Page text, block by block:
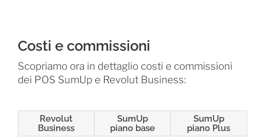
Costi e commissioni
Scopriamo ora in dettaglio costi e commissioni
dei POS SumUp e Revolut Business:
Revolut
Business
SumUp
piano base
SumUp
piano Plus